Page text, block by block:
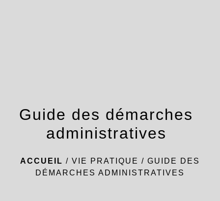
Guide des démarches
administratives
ACCUEIL / VIE PRATIQUE / GUIDE DES
DÉMARCHES ADMINISTRATIVES